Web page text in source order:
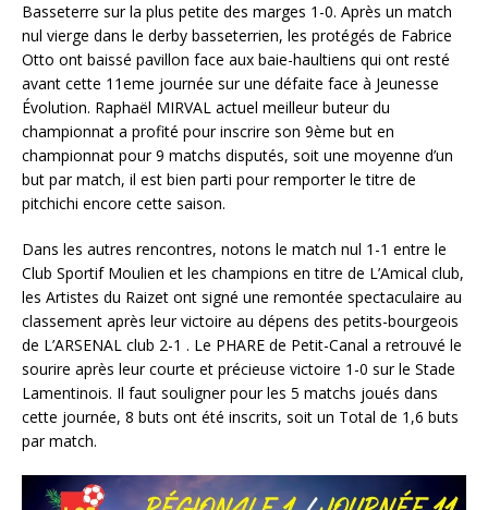
Basseterre sur la plus petite des marges 1-0. Après un match
nul vierge dans le derby basseterrien, les protégés de Fabrice
Otto ont baissé pavillon face aux baie-haultiens qui ont resté
avant cette 11eme journée sur une défaite face à Jeunesse
Évolution. Raphaël MIRVAL actuel meilleur buteur du
championnat a profité pour inscrire son 9ème but en
championnat pour 9 matchs disputés, soit une moyenne d’un
but par match, il est bien parti pour remporter le titre de
pitchichi encore cette saison.
Dans les autres rencontres, notons le match nul 1-1 entre le
Club Sportif Moulien et les champions en titre de L’Amical club,
les Artistes du Raizet ont signé une remontée spectaculaire au
classement après leur victoire au dépens des petits-bourgeois
de L’ARSENAL club 2-1 . Le PHARE de Petit-Canal a retrouvé le
sourire après leur courte et précieuse victoire 1-0 sur le Stade
Lamentinois. Il faut souligner pour les 5 matchs joués dans
cette journée, 8 buts ont été inscrits, soit un Total de 1,6 buts
par match.